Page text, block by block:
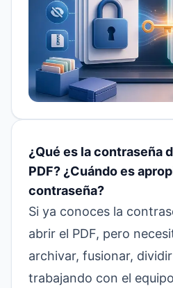
¿Qué es la contraseña
PDF? ¿Cuándo es
contraseña?
Si ya conoces la
abrir el PDF, pero
archivar, fusionar,
trabajando con el